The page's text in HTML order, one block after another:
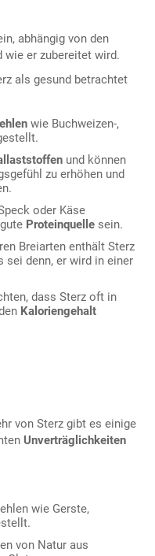
abhängig von den
wie er zubereitet wird.
als gesund betrachtet
wie Buchweizen-,
und können
zu erhöhen und
oder Käse
Proteinquelle sein.
Breiarten enthält Sterz
sei denn, er wird in einer
dass Sterz oft in
Kaloriengehalt
von Sterz gibt es einige
Unverträglichkeiten
wie Gerste,
von Natur aus